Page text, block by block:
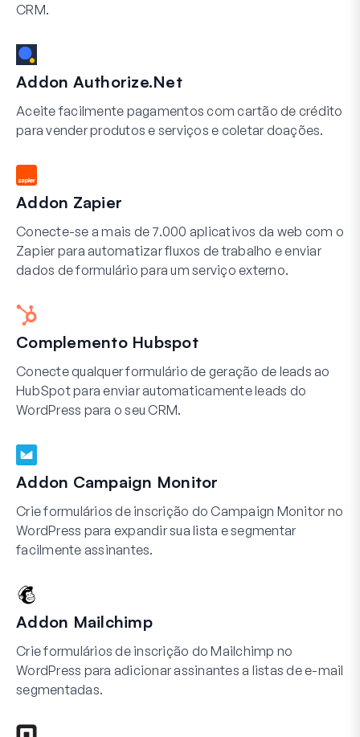
CRM.
Addon Authorize.Net
Aceite facilmente pagamentos com cartão de crédito
para vender produtos e serviços e coletar doações.
Addon Zapier
Conecte-se a mais de 7.000 aplicativos da web com o
Zapier para automatizar fluxos de trabalho e enviar
dados de formulário para um serviço externo.
Complemento Hubspot
Conecte qualquer formulário de geração de leads ao
HubSpot para enviar automaticamente leads do
WordPress para o seu CRM.
Addon Campaign Monitor
Crie formulários de inscrição do Campaign Monitor no
WordPress para expandir sua lista e segmentar
facilmente assinantes.
Addon Mailchimp
Crie formulários de inscrição do Mailchimp no
WordPress para adicionar assinantes a listas de e-mail
segmentadas.